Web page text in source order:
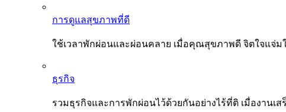
การดูแลสุขภาพที่ดี
ใช้เวลาพักผ่อนและผ่อนคลาย เมื่อคุณสุขภาพดี จิตใจแจ่
ธุรกิจ
รวมธุรกิจและการพักผ่อนไว้ด้วยกันอย่างไร้ที่ติ เมื่องานเ